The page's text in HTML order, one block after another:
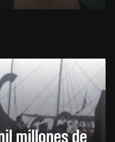
millones de